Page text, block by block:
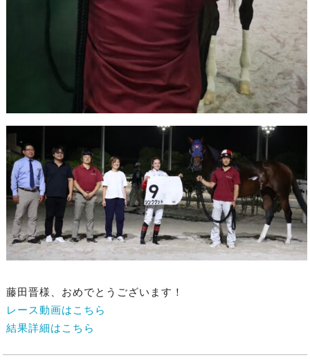
藤田晋様、おめでとうございます！
レース動画はこちら
結果詳細はこちら